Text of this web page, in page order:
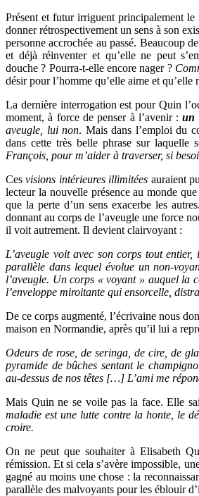
Présent et futur irriguent principalement le
donner rétrospectivement un sens à son
personne accrochée au passé. Beaucoup
et déjà réinventer et qu’elle ne peut
douche ? Pourra-t-elle encore nager ?
désir pour l’homme qu’elle aime et
La dernière interrogation est pour Quin
moment, à force de penser à l’avenir :un
aveugle, lui non. Mais dans l’emploi du
dans cette très belle phrase sur laquelle
François, pour m’aider à traverser, si
Cesvisions intérieures illimitées auraient
lecteur la nouvelle présence au monde
que la perte d’un sens exacerbe les
donnant au corps de l’aveugle une force
il voit autrement. Il devient clairvoyant :
L’aveugle voit avec son corps tout
parallèle dans lequel évolue un non-
l’aveugle. Un corps « voyant » auquel la
l’enveloppe miroitante qui ensorcelle,
De ce corps augmenté, l’écrivaine nous
maison en Normandie, après qu’il lui a
Odeurs de rose, de seringa, de cire, de
pyramide de bûches sentant le
au-dessus de nos têtes […] L’ami me
Mais Quin ne se voile pas la face. Elle
maladie est une lutte contre la honte, le
croire.
On ne peut que souhaiter à Elisabeth
rémission. Et si cela s’avère impossible,
gagné au moins une chose : la
parallèle des malvoyants pour les éblouir